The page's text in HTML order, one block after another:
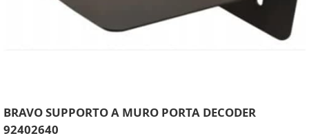
BRAVO SUPPORTO A MURO PORTA DECODER
92402640